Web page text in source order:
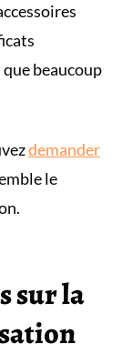
beaucoup
demander
le
sur la